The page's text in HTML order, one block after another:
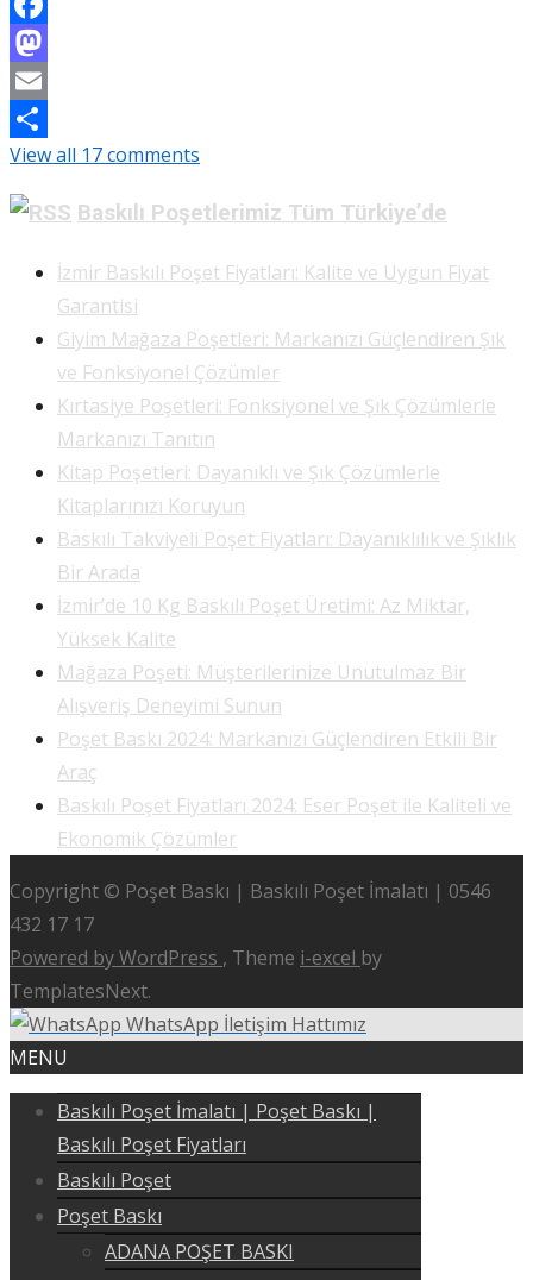
Facebook
Mastodon
Email
Share
View all 17 comments
Baskılı Poşetlerimiz Tüm Türkiye’de
İzmir Baskılı Poşet Fiyatları: Kalite ve Uygun Fiyat
Garantisi
Giyim Mağaza Poşetleri: Markanızı Güçlendiren Şık
ve Fonksiyonel Çözümler
Kırtasiye Poşetleri: Fonksiyonel ve Şık Çözümlerle
Markanızı Tanıtın
Kitap Poşetleri: Dayanıklı ve Şık Çözümlerle
Kitaplarınızı Koruyun
Baskılı Takviyeli Poşet Fiyatları: Dayanıklılık ve Şıklık
Bir Arada
İzmir’de 10 Kg Baskılı Poşet Üretimi: Az Miktar,
Yüksek Kalite
Mağaza Poşeti: Müşterilerinize Unutulmaz Bir
Alışveriş Deneyimi Sunun
Poşet Baskı 2024: Markanızı Güçlendiren Etkili Bir
Araç
Baskılı Poşet Fiyatları 2024: Eser Poşet ile Kaliteli ve
Ekonomik Çözümler
Copyright © Poşet Baskı | Baskılı Poşet İmalatı | 0546
432 17 17
Powered by WordPress , Theme i-excel by
TemplatesNext.
WhatsApp İletişim Hattımız
MENU
Baskılı Poşet İmalatı | Poşet Baskı |
Baskılı Poşet Fiyatları
Baskılı Poşet
Poşet Baskı
ADANA POŞET BASKI